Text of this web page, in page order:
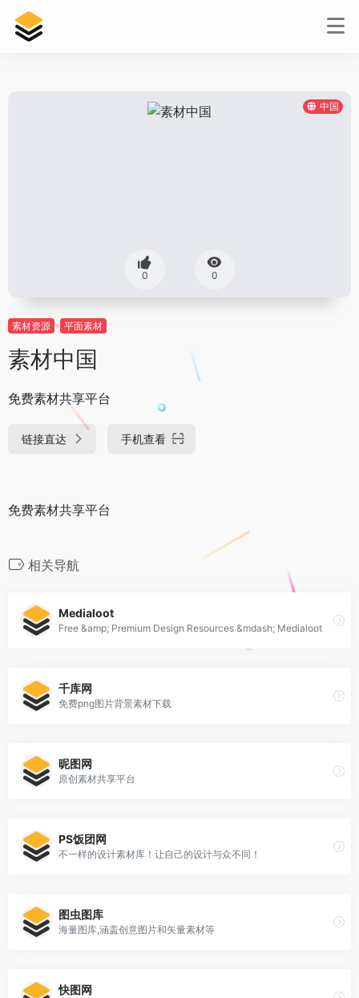
中国
0 0
素材资源 平面素材
素材中国
免费素材共享平台
链接直达 手机查看
免费素材共享平台
相关导航
Medialoot
Free &amp; Premium Design Resources &mdash; Medialoot
千库网
免费png图片背景素材下载
昵图网
原创素材共享平台
PS饭团网
不一样的设计素材库！让自己的设计与众不同！
图虫图库
海量图库,涵盖创意图片和矢量素材等
快图网